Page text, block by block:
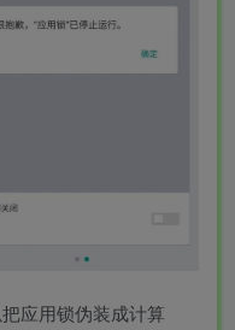
应用锁伪装成计算